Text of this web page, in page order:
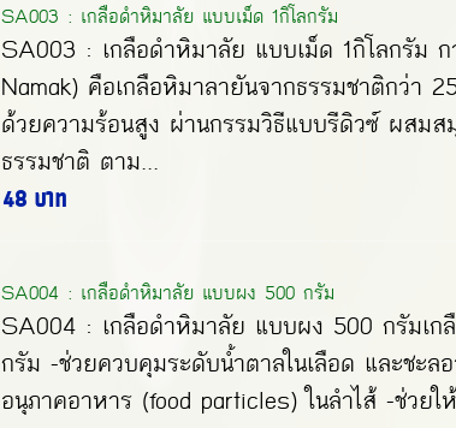
SA003 : เกลือดำหิมาลัย แบบเม็ด 1กิโลกรัม
SA003 : เกลือดำหิมาลัย แบบเม็ด 1กิโลกรัม
Namak) คือเกลือหิมาลายันจากธรรมชาติกว่า
ด้วยความร้อนสูง ผ่านกรรมวิธีแบบรีดิวซ์ ผสมส
ธรรมชาติ ตาม...
48 บาท
SA004 : เกลือดำหิมาลัย แบบผง 500 กรัม
SA004 : เกลือดำหิมาลัย แบบผง 500 กรัมเก
กรัม -ช่วยควบคุมระดับน้ำตาลในเลือด และชะล
อนุภาคอาหาร (food particles) ในลำไส้ -ช่วยใ